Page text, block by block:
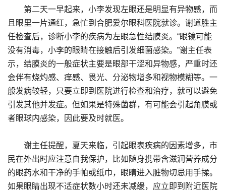
第二天一早起来，小李发现左眼还是明显有异物感，而
且眼里一片通红，急忙到合肥爱尔眼科医院就诊。谢道胜主
任检查后，诊断小李的疾病为左眼急性结膜炎。“眼镜可能
没有消毒，小李的眼睛在接触后引发细菌感染。”谢主任表
示，结膜炎的一般症状主要是眼部干涩和异物感，严重时还
会伴有烧灼感、痒感、畏光、分泌物增多和视物模糊等。一
般发病较轻，只要立即到医院进行检查和治疗，就可以避免
引发其他并发症。但如果是特殊菌群，有可能会引起角膜或
者眼球内感染，因此要及时就医。
谢主任提醒，夏天来临，引起眼表疾病的因素增多，市
民在外出时应注意自我保护，比如随身携带含滋润营养成分
的眼药水和干净的手帕或纸巾，眼睛进入脏物切忌用手揉。
如果眼睛出现不适症状数小时还未减缓，应立即到附近医院